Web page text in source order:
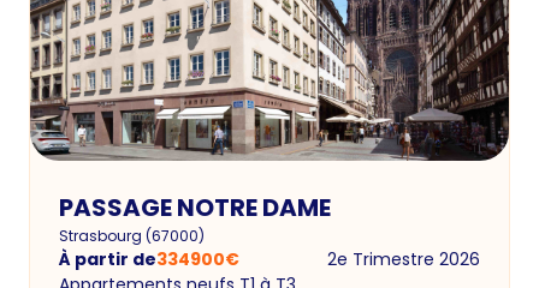
PASSAGE NOTRE DAME
Strasbourg (67000)
À partir de334900€
2e Trimestre 2026